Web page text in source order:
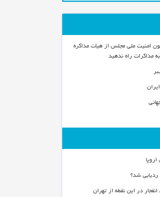
امنیت ملی مجلس از هیأت مذاکره
مذاکرات راه ندهید
شد؟
در این نقطه از تهران